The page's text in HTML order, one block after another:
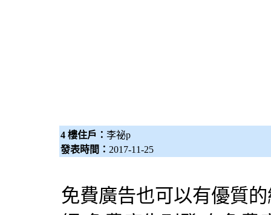
4 樓住戶： 李祕p
發表時間： 2017-11-25
免費廣告也可以有優質